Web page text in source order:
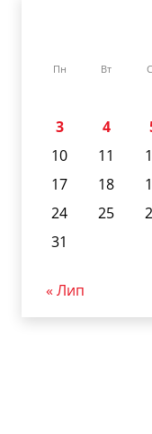
Пн Вт
3
4
10
11
17
18
24
25
31
« Лип